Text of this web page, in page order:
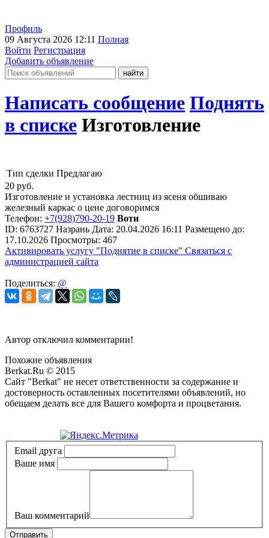
Профиль
09 Августа 2026 12:11 Полная
Войти Регистрация
Добавить объявление
Написать сообщение Поднять
в списке Изготовление
Тип сделки Предлагаю
20 руб.
Изготовление и установка лестниц из ясеня обшиваю
железный каркас о цене договоримся
Телефон: +7(928)790-20-19 Воти
ID: 6763727 Назрань Дата: 20.04.2026 16:11 Размещено до:
17.10.2026 Просмотры: 467
Активировать услугу "Поднятие в списке" Связаться с
администрацией сайта
Поделиться: @
Автор отключил комментарии!
Похожие объявления
Berkat.Ru © 2015
Сайт "Berkat" не несет ответственности за содержание и
достоверность оставленных посетителями объявлений, но
обещаем делать все для Вашего комфорта и процветания.
Email друга
Ваше имя
Ваш комментарий
Отправить